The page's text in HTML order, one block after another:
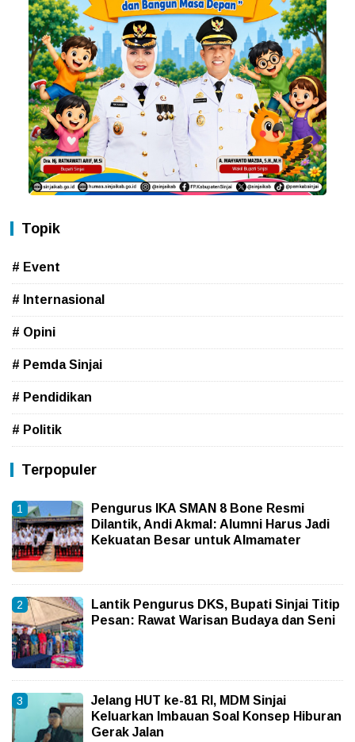
Topik
# Event
# Internasional
# Opini
# Pemda Sinjai
# Pendidikan
# Politik
Terpopuler
Pengurus IKA SMAN 8 Bone Resmi
Dilantik, Andi Akmal: Alumni Harus Jadi
Kekuatan Besar untuk Almamater
Lantik Pengurus DKS, Bupati Sinjai Titip
Pesan: Rawat Warisan Budaya dan Seni
Jelang HUT ke-81 RI, MDM Sinjai
Keluarkan Imbauan Soal Konsep Hiburan
Gerak Jalan